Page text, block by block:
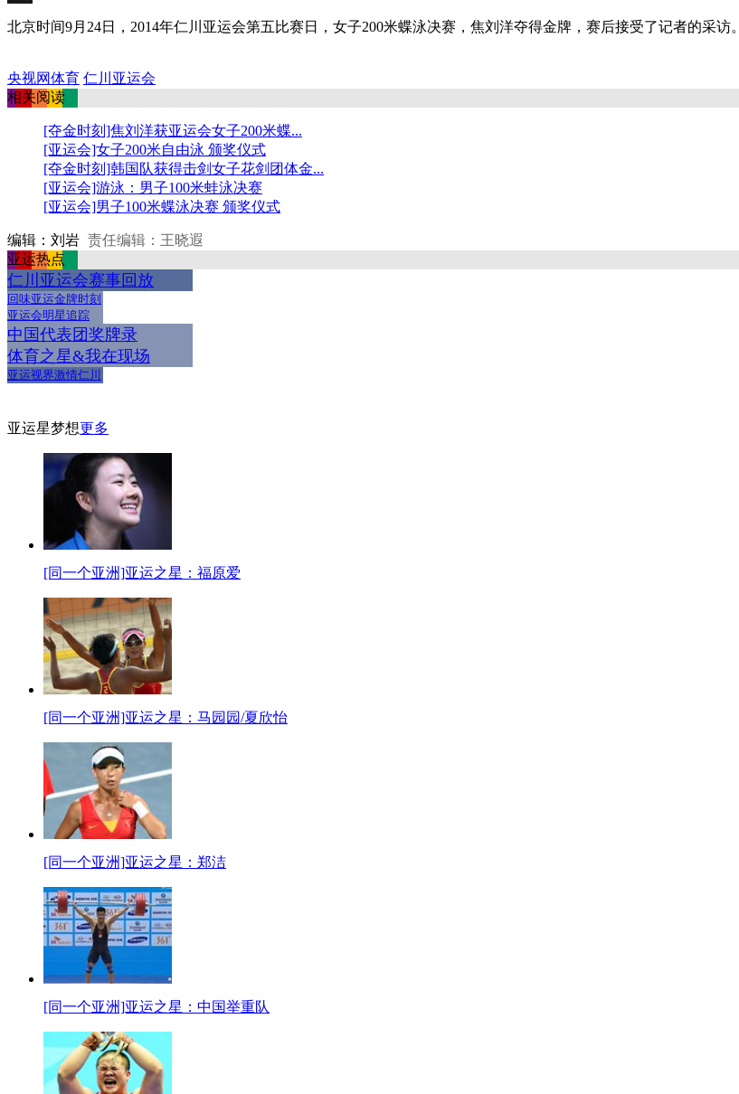
北京时间9月24日，2014年仁川亚运会第五比赛日，女子200米蝶泳决赛，焦刘洋夺得金牌，赛后接受了记者的采访。
央视网体育 仁川亚运会
相关阅读
[夺金时刻]焦刘洋获亚运会女子200米蝶...
[亚运会]女子200米自由泳 颁奖仪式
[夺金时刻]韩国队获得击剑女子花剑团体金...
[亚运会]游泳：男子100米蛙泳决赛
[亚运会]男子100米蝶泳决赛 颁奖仪式
编辑：刘岩 责任编辑：王晓遐
亚运热点
仁川亚运会赛事回放
回味亚运金牌时刻
亚运会明星追踪
中国代表团奖牌录
体育之星&我在现场
亚运视界激情仁川
亚运星梦想更多
[同一个亚洲]亚运之星：福原爱
[同一个亚洲]亚运之星：马园园/夏欣怡
[同一个亚洲]亚运之星：郑洁
[同一个亚洲]亚运之星：中国举重队